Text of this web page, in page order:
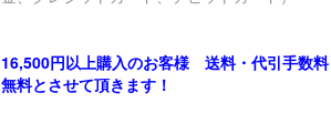
16,500円以上購入のお客様 送料・代引手数料
無料とさせて頂きます！